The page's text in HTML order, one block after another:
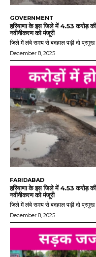
GOVERNMENT
हरियाणा के इस जिले में 4.53 करोड़
नवीनीकरण को मंजूरी
जिले में लंबे समय से बदहाल पड़ी दो प्रमुख
December 8, 2025
FARIDABAD
हरियाणा के इस जिले में 4.53 करोड़
नवीनीकरण को मंजूरी
जिले में लंबे समय से बदहाल पड़ी दो प्रमुख
December 8, 2025